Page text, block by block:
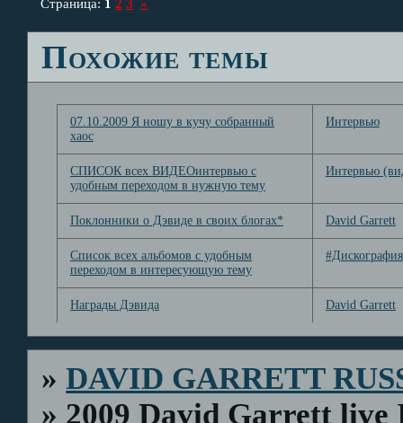
Страница: 1 2 3 »
Похожие темы
07.10.2009 Я ношу в кучу собранный
хаос
Интервью
СПИСОК всех ВИДЕОинтервью с
удобным переходом в нужную тему
Интервью
Поклонники о Дэвиде в своих блогах* David Garrett
Список всех альбомов с удобным
переходом в интересующую тему
#Дискография
Награды Дэвида David Garrett
»DAVID GARRETT
» 2009 David Garrett